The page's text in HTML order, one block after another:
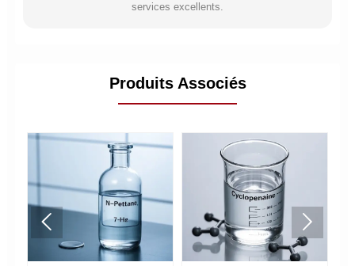
services excellents.
Produits Associés
 